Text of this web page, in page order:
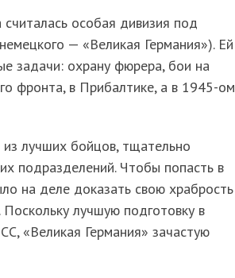
особая дивизия под
— «Великая Германия»). Ей
задачи: охрану фюрера, бои на
фронта, в Прибалтике, а в 1945-ом
лучших бойцов, тщательно
подразделений. Чтобы попасть в
на деле доказать свою храбрость
лучшую подготовку в
«Великая Германия» зачастую